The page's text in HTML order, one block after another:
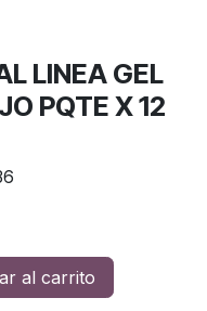
LINEA GEL
PQTE X 12
al carrito